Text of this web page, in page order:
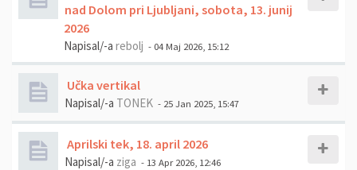
nad Dolom pri Ljubljani, sobota, 13. junij
2026
Napisal/-a rebolj - 04 Maj 2026, 15:12
Učka vertikal
Napisal/-a TONEK - 25 Jan 2025, 15:47
Aprilski tek, 18. april 2026
Napisal/-a ziga - 13 Apr 2026, 12:46